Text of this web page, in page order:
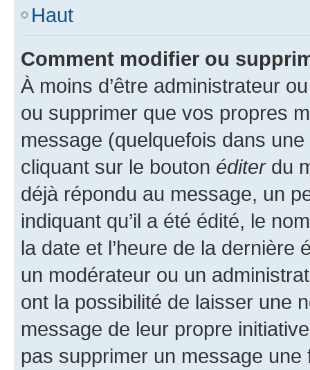
Haut
Comment modifier ou
À moins d’être administrateur
ou supprimer que vos propres
message (quelquefois dans
cliquant sur le bouton éditerdu
déjà répondu au message, un
indiquant qu’il a été édité, le
la date et l’heure de la dernière
un modérateur ou un
ont la possibilité de laisser une
message de leur propre
pas supprimer un message une